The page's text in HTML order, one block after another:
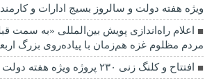
ویژه هفته دولت و سالروز بسیج ادارات و
اعلام راه‌اندازی پویش بین‌المللی «به سمت
مردم مظلوم غزه هم‌زمان با پیاده‌روی بزرگ
افتتاح و کلنگ زنی ۲۳۰ پروژه ویژه هفته دولت در مرکز مازندران